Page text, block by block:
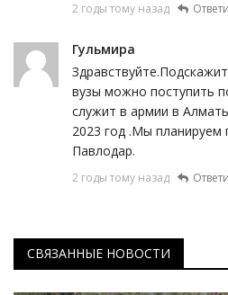
2 годы тому назад
Гульмира
вузы можно поступить
служит в армии в
2023 год .Мы планируем
Павлодар.
2 годы тому назад
СВЯЗАННЫЕ НОВОСТИ